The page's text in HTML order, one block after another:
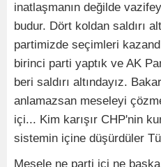
inatlaşmanın değilde
budur. Dört koldan saldırı
partimizde seçimleri
birinci parti yaptık ve AK
beri saldırı altındayız.
anlamazsan meseleyi
içi... Kim karışır CHP'nin
sistemin içine düşürdüler
Mesele ne parti içi ne